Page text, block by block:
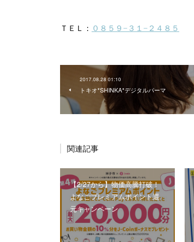
2017.08.28 01:10
トキオ*SHINKA*デジタルパーマ
関連記事
【2/27から】物価高騰打破！
よなごプレミアムポイント還
元キャンペーン